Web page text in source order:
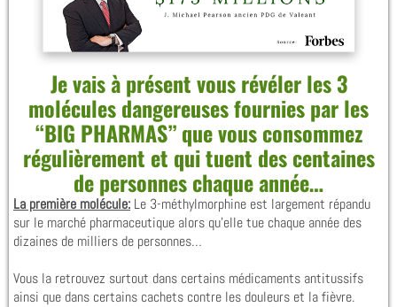
Je vais à présent vous révéler les 3
molécules dangereuses fournies par les
“BIG PHARMAS” que vous consommez
régulièrement et qui tuent des centaines
de personnes chaque année…
La première molécule: Le 3-méthylmorphine est largement répandu
sur le marché pharmaceutique alors qu’elle tue chaque année des
dizaines de milliers de personnes…
Vous la retrouvez surtout dans certains médicaments antitussifs
ainsi que dans certains cachets contre les douleurs et la fièvre.